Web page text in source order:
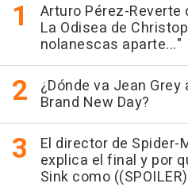
Arturo Pérez-
La Odisea de
nolanescas aparte..."
¿Dónde va Jean
Brand New Day?
El director de Spider-
explica el final y por
Sink como